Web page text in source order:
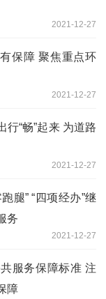
2021-12-27
保障 聚焦重点环
2021-12-27
行“畅”起来 为道路
2021-12-27
腿” “四项经办”继
务
2021-12-27
服务保障标准 注
障